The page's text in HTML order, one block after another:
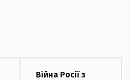
Війна Росії з